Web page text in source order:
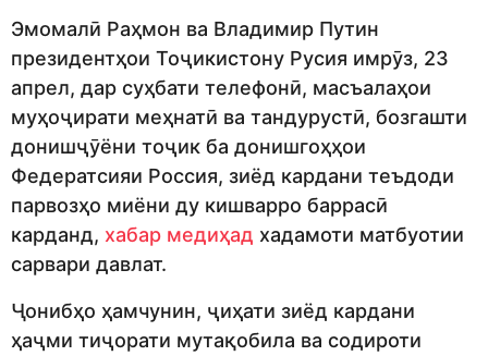
Эмомалӣ Раҳмон ва Владимир Путин
президентҳои Тоҷикистону Русия имрӯз, 23
апрел, дар суҳбати телефонӣ, масъалаҳои
муҳоҷирати меҳнатӣ ва тандурустӣ, бозгашти
донишҷӯёни тоҷик ба донишгоҳҳои
Федератсияи Россия, зиёд кардани теъдоди
парвозҳо миёни ду кишварро баррасӣ
карданд, хабар медиҳад хадамоти матбуотии
сарвари давлат.
Ҷонибҳо ҳамчунин, ҷиҳати зиёд кардани
ҳаҷми тиҷорати мутақобила ва содироти